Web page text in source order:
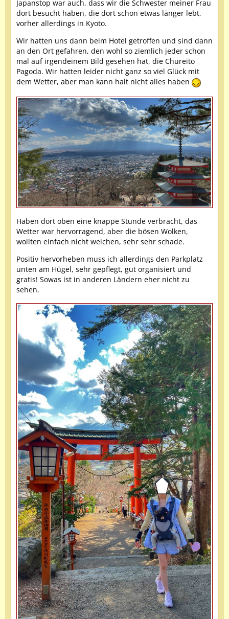
Japanstop war auch, dass wir die Schwester meiner Frau
dort besucht haben, die dort schon etwas länger lebt,
vorher allerdings in Kyoto.
Wir hatten uns dann beim Hotel getroffen und sind dann
an den Ort gefahren, den wohl so ziemlich jeder schon
mal auf irgendeinem Bild gesehen hat, die Chureito
Pagoda. Wir hatten leider nicht ganz so viel Glück mit
dem Wetter, aber man kann halt nicht alles haben
Haben dort oben eine knappe Stunde verbracht, das
Wetter war hervorragend, aber die bösen Wolken,
wollten einfach nicht weichen, sehr sehr schade.
Positiv hervorheben muss ich allerdings den Parkplatz
unten am Hügel, sehr gepflegt, gut organisiert und
gratis! Sowas ist in anderen Ländern eher nicht zu
sehen.